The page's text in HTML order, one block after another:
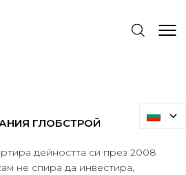
ГЛОБСТРОЙ
дейността си през 2008
не спира да инвестира,